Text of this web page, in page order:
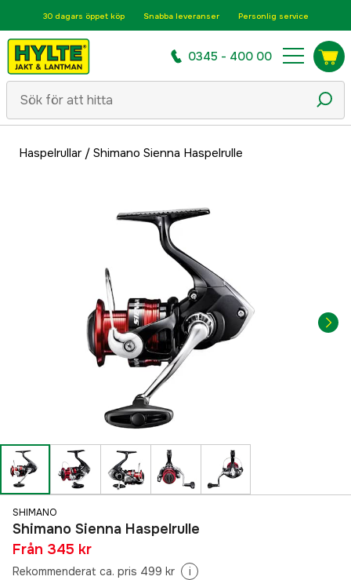
30 dagars öppet köp Snabba leveranser Personlig service
0345 - 400 00
Haspelrullar/ Shimano Sienna Haspelrulle
SHIMANO
Shimano Sienna Haspelrulle
Från 345 kr
Rekommenderat ca. pris 499 kr i